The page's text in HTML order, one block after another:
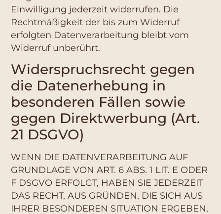
Einwilligung jederzeit widerrufen. Die
Rechtmäßigkeit der bis zum Widerruf
erfolgten Datenverarbeitung bleibt vom
Widerruf unberührt.
Widerspruchsrecht gegen
die Datenerhebung in
besonderen Fällen sowie
gegen Direktwerbung (Art.
21 DSGVO)
WENN DIE DATENVERARBEITUNG AUF
GRUNDLAGE VON ART. 6 ABS. 1 LIT. E ODER
F DSGVO ERFOLGT, HABEN SIE JEDERZEIT
DAS RECHT, AUS GRÜNDEN, DIE SICH AUS
IHRER BESONDEREN SITUATION ERGEBEN,